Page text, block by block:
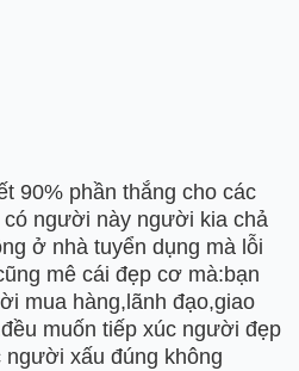
phần thắng cho các
có người này người kia chả
ở nhà tuyển dụng mà lỗi
mê cái đẹp cơ mà:bạn
mua hàng,lãnh đạo,giao
muốn tiếp xúc người đẹp
xấu đúng không